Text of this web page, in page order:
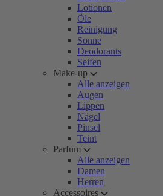
Lotionen
Öle
Reinigung
Sonne
Deodorants
Seifen
Make-up
Alle anzeigen
Augen
Lippen
Nägel
Pinsel
Teint
Parfum
Alle anzeigen
Damen
Herren
Accessoires